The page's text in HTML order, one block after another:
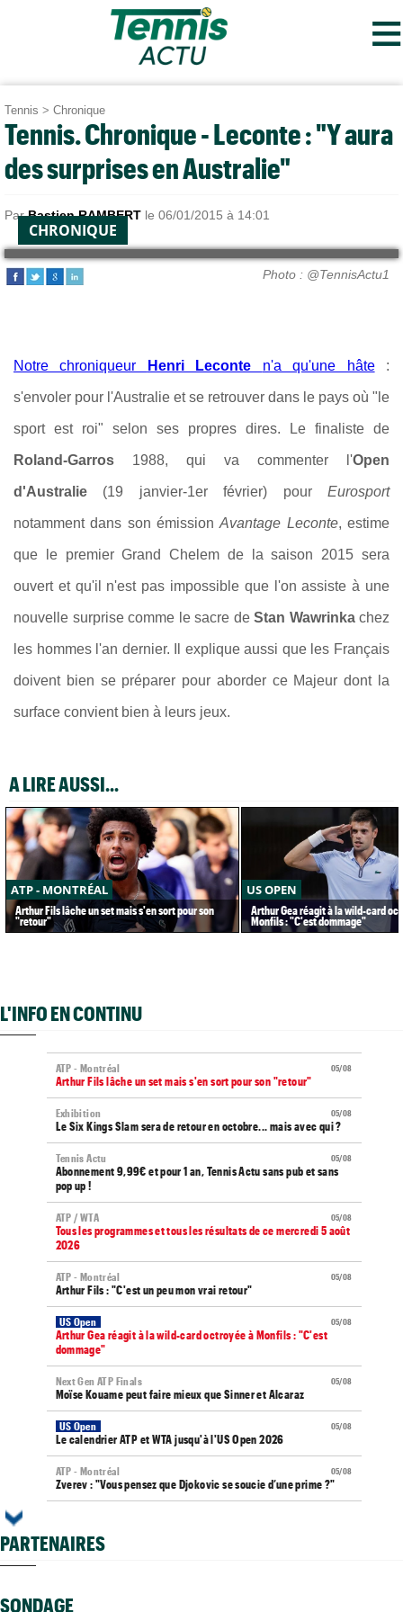
≡
Tennis > Chronique
Tennis. Chronique - Leconte : "Y aura
des surprises en Australie"
ParBastien RAMBERT le 06/01/2015 à 14:01
CHRONIQUE
Photo : @TennisActu1
Notre chroniqueur Henri Leconte n'a qu'une hâte:
s'envoler pour l'Australie et se retrouver dans le pays où "le
sport est roi" selon ses propres dires. Le finaliste de
Roland-Garros 1988, qui va commenter l'Open
d'Australie (19 janvier-1er février) pour Eurosport
notamment dans son émissionAvantage Leconte, estime
que le premier Grand Chelem de la saison 2015 sera
ouvert et qu'il n'est pas impossible que l'on assiste à une
nouvelle surprise comme le sacre deStan Wawrinkachez
les hommes l'an dernier. Il explique aussi que les Français
doivent bien se préparer pour aborder ce Majeur dont la
surface convient bien à leurs jeux.
A LIRE AUSSI...
ATP - MONTRÉAL
Arthur Fils lâche un set mais s'en sort pour son
"retour"
US OPEN
Arthur Gea réagit à la wild-card
Monfils : "C'est dommage"
L'INFO EN CONTINU
05/08
ATP - Montréal
Arthur Fils lâche un set mais s'en sort pour son "retour"
05/08
Exhibition
Le Six Kings Slam sera de retour en octobre... mais avec qui ?
05/08
Tennis Actu
Abonnement 9,99€ et pour 1 an, Tennis Actu sans pub et sans
pop up !
05/08
ATP / WTA
Tous les programmes et tous les résultats de ce mercredi 5 août
2026
05/08
ATP - Montréal
Arthur Fils : "C'est un peu mon vrai retour"
05/08
US Open
Arthur Gea réagit à la wild-card octroyée à Monfils : "C'est
dommage"
05/08
Next Gen ATP Finals
Moïse Kouame peut faire mieux que Sinner et Alcaraz
05/08
US Open
Le calendrier ATP et WTA jusqu'à l'US Open 2026
05/08
ATP - Montréal
Zverev : "Vous pensez que Djokovic se soucie d’une prime ?"
Vancouver (CH)
PARTENAIRES
SONDAGE